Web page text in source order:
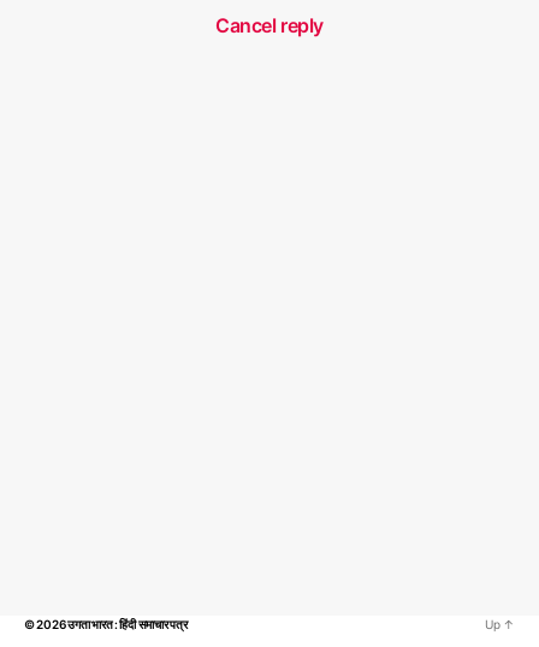
Cancel reply
© 2026उगता भारत : हिंदी समाचार पत्र Up ↑